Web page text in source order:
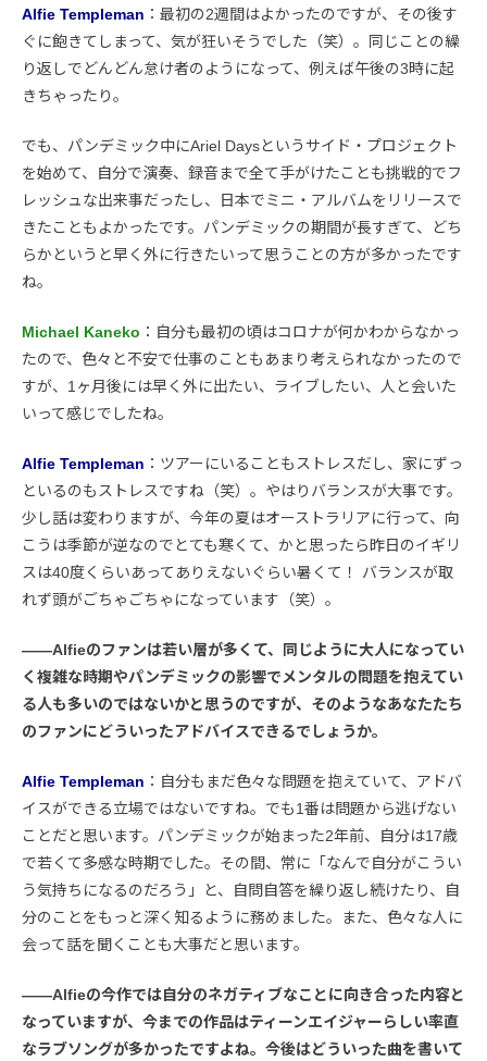
Alfie Templeman ：最初の2週間はよかったのですが、その後す
ぐに飽きてしまって、気が狂いそうでした（笑）。同じことの繰
り返しでどんどん怠け者のようになって、例えば午後の3時に起
きちゃったり。
でも、パンデミック中にAriel Daysというサイド・プロジェクト
を始めて、自分で演奏、録音まで全て手がけたことも挑戦的でフ
レッシュな出来事だったし、日本でミニ・アルバムをリリースで
きたこともよかったです。パンデミックの期間が長すぎて、どち
らかというと早く外に行きたいって思うことの方が多かったです
ね。
Michael Kaneko ：自分も最初の頃はコロナが何かわからなかっ
たので、色々と不安で仕事のこともあまり考えられなかったので
すが、1ヶ月後には早く外に出たい、ライブしたい、人と会いた
いって感じでしたね。
Alfie Templeman ：ツアーにいることもストレスだし、家にずっ
といるのもストレスですね（笑）。やはりバランスが大事です。
少し話は変わりますが、今年の夏はオーストラリアに行って、向
こうは季節が逆なのでとても寒くて、かと思ったら昨日のイギリ
スは40度くらいあってありえないぐらい暑くて！ バランスが取
れず頭がごちゃごちゃになっています（笑）。
――Alfieのファンは若い層が多くて、同じように大人になってい
く複雑な時期やパンデミックの影響でメンタルの問題を抱えてい
る人も多いのではないかと思うのですが、そのようなあなたたち
のファンにどういったアドバイスできるでしょうか。
Alfie Templeman ：自分もまだ色々な問題を抱えていて、アドバ
イスができる立場ではないですね。でも1番は問題から逃げない
ことだと思います。パンデミックが始まった2年前、自分は17歳
で若くて多感な時期でした。その間、常に「なんで自分がこうい
う気持ちになるのだろう」と、自問自答を繰り返し続けたり、自
分のことをもっと深く知るように務めました。また、色々な人に
会って話を聞くことも大事だと思います。
――Alfieの今作では自分のネガティブなことに向き合った内容と
なっていますが、今までの作品はティーンエイジャーらしい率直
なラブソングが多かったですよね。今後はどういった曲を書いて